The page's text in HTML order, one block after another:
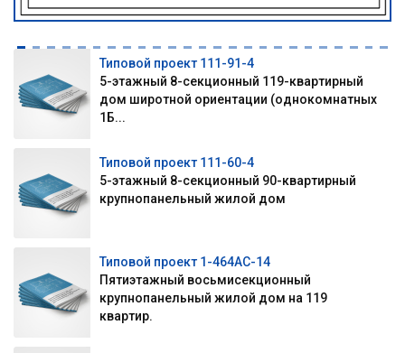
Типовой проект 111-91-4
5-этажный 8-секционный 119-квартирный
дом широтной ориентации (однокомнатных
1Б...
Типовой проект 111-60-4
5-этажный 8-секционный 90-квартирный
крупнопанельный жилой дом
Типовой проект 1-464АС-14
Пятиэтажный восьмисекционный
крупнопанельный жилой дом на 119
квартир.